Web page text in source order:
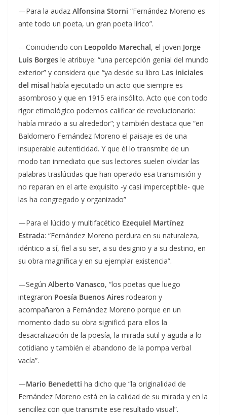
—Para la audaz Alfonsina Storni “Fernández Moreno es
ante todo un poeta, un gran poeta lírico”.
—Coincidiendo con Leopoldo Marechal, el joven Jorge
Luis Borges le atribuye: “una percepción genial del mundo
exterior” y considera que “ya desde su libro Las iniciales
del misal había ejecutado un acto que siempre es
asombroso y que en 1915 era insólito. Acto que con todo
rigor etimológico podemos calificar de revolucionario:
había mirado a su alrededor”; y también destaca que “en
Baldomero Fernández Moreno el paisaje es de una
insuperable autenticidad. Y que él lo transmite de un
modo tan inmediato que sus lectores suelen olvidar las
palabras traslúcidas que han operado esa transmisión y
no reparan en el arte exquisito -y casi imperceptible- que
las ha congregado y organizado”
—Para el lúcido y multifacético Ezequiel Martínez
Estrada: “Fernández Moreno perdura en su naturaleza,
idéntico a sí, fiel a su ser, a su designio y a su destino, en
su obra magnífica y en su ejemplar existencia”.
—Según Alberto Vanasco, “los poetas que luego
integraron Poesía Buenos Aires rodearon y
acompañaron a Fernández Moreno porque en un
momento dado su obra significó para ellos la
desacralización de la poesía, la mirada sutil y aguda a lo
cotidiano y también el abandono de la pompa verbal
vacía”.
—Mario Benedetti ha dicho que “la originalidad de
Fernández Moreno está en la calidad de su mirada y en la
sencillez con que transmite ese resultado visual”.